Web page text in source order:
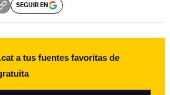
SEGUIR EN
a tus fuentes favoritas de